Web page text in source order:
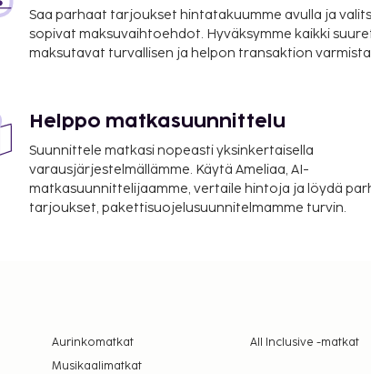
Saa parhaat tarjoukset hintatakuumme avulla ja
sopivat maksuvaihtoehdot. Hyväksymme kaikki
maksutavat turvallisen ja helpon transaktion
Helppo matkasuunnittelu
Suunnittele matkasi nopeasti yksinkertaisella
varausjärjestelmällämme. Käytä Ameliaa, AI-
matkasuunnittelijaamme, vertaile hintoja ja löydä
tarjoukset, pakettisuojelusuunnitelmamme turvin.
Aurinkomatkat All Inclusive -matkat
Musikaalimatkat